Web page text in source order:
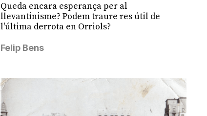
Queda encara esperança per al
llevantinisme? Podem traure res útil de
l'última derrota en Orriols?
Felip Bens